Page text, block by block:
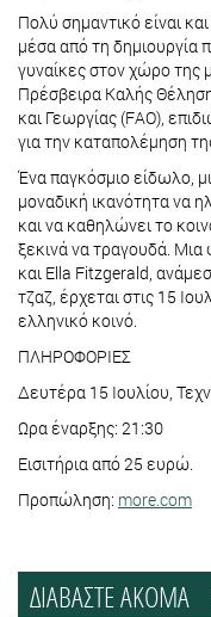
Πολύ σημαντικό είναι
μέσα από τη δημιουργία
γυναίκες στον χώρο της
Πρέσβειρα Καλής
και Γεωργίας (FAO),
για την καταπολέμηση
Ένα παγκόσμιο είδωλο,
μοναδική ικανότητα να
και να καθηλώνει το
ξεκινά να τραγουδά.
και Ella Fitzgerald,
τζαζ, έρχεται στις 15
ελληνικό κοινό.
ΠΛΗΡΟΦΟΡΙΕΣ
Δευτέρα 15 Ιουλίου,
Ωρα έναρξης: 21:30
Εισιτήρια από 25 ευρώ.
Προπώληση: more.com
ΔΙΑΒΑΣΤΕ ΑΚΟΜΑ